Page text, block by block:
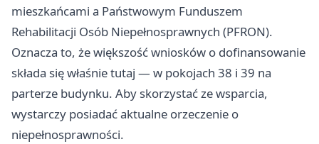
mieszkańcami a Państwowym Funduszem
Rehabilitacji Osób Niepełnosprawnych (PFRON).
Oznacza to, że większość wniosków o dofinansowanie
składa się właśnie tutaj — w pokojach 38 i 39 na
parterze budynku. Aby skorzystać ze wsparcia,
wystarczy posiadać aktualne orzeczenie o
niepełnosprawności.